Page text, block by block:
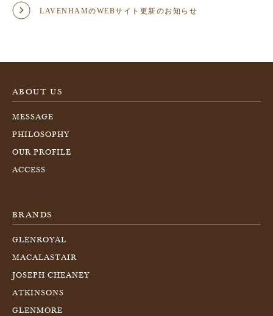
LAVENHAMのWEBサイト更新のお知らせ
ABOUT US
MESSAGE
PHILOSOPHY
OUR PROFILE
ACCESS
BRANDS
GLENROYAL
MACALASTAIR
JOSEPH CHEANEY
ATKINSONS
GLENMORE